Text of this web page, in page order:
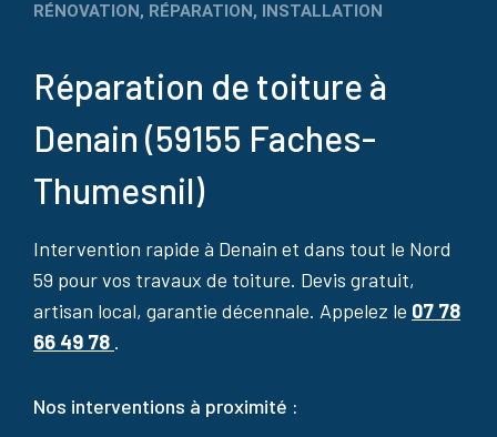
RÉNOVATION, RÉPARATION, INSTALLATION
Réparation de toiture à
Denain (59155 Faches-
Thumesnil)
Intervention rapide à Denain et dans tout le Nord
59 pour vos travaux de toiture. Devis gratuit,
artisan local, garantie décennale. Appelez le 07 78
66 49 78 .
Nos interventions à proximité :